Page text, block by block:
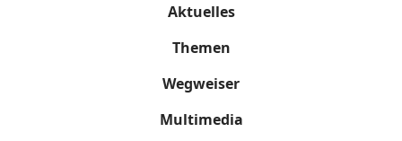
Aktuelles
Themen
Wegweiser
Multimedia